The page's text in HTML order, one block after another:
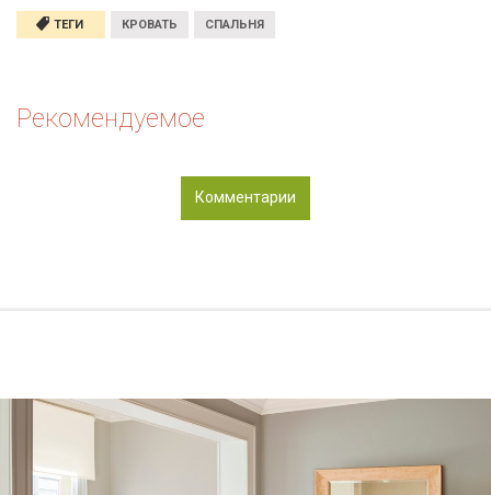
ТЕГИ КРОВАТЬ СПАЛЬНЯ
Рекомендуемое
Комментарии